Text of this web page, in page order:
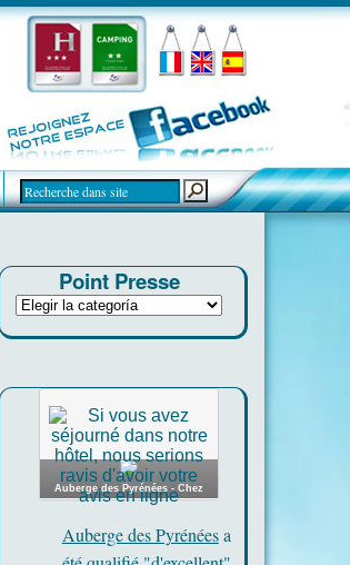
Point Presse
Auberge des Pyrénées - Chez
Auberge des Pyrénéesa